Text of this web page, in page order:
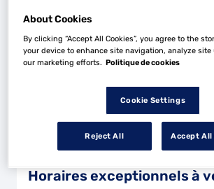
Jeudi
Vendredi 09:00 - 12:00
Dimanche
Horaires exceptionnels à
About Cookies
By clicking “Accept All Cookies”, you agree to the
your device to enhance site navigation, analyze
our marketing efforts. Politique de cookies
Cookie Settings
Reject All Accept All